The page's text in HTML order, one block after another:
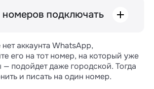
номеров подключать
номеров, потому что у
филиалов.Например, сеть
где каждому салону
аккаунта WhatsApp,
его на тот номер, на который уже
— подойдет даже городской. Тогда
и писать на один номер.